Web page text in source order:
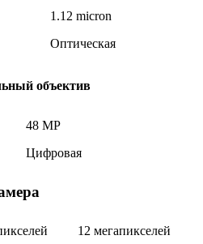
1.12 micron
Оптическая
объектив
48 MP
Цифровая
12 мегапикселей